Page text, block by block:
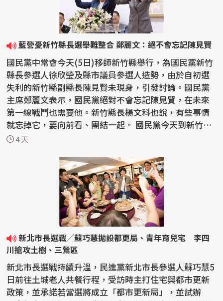
藍營憂新竹縣長選舉難整合 鄭麗文：絕不會忘記陳見賢
國民黨中常會今天(5日)移師新竹縣舉行，為國民黨新竹
縣長參選人徐欣瑩及縣市議員參選人造勢，由於自初選
失利的新竹縣副縣長陳見賢未現身，引發討論。國民黨
主席鄭麗文表示，國民黨絕對不會忘記陳見賢，在未來
第一線戰鬥也需要他。新竹縣長楊文科也說，有些事情
就忘掉它，要向前看、團結一起。 國民黨今天到新竹縣
舉行...
4 天
川搶攻土樹、三鶯區
新北市長選戰持續升溫，民進黨新北市長參選人蘇巧慧5
日前往土城老人共餐行程，受訪時主打住宅與都市更新
政策，並承諾若當選將成立「都市更新局」，並試辦